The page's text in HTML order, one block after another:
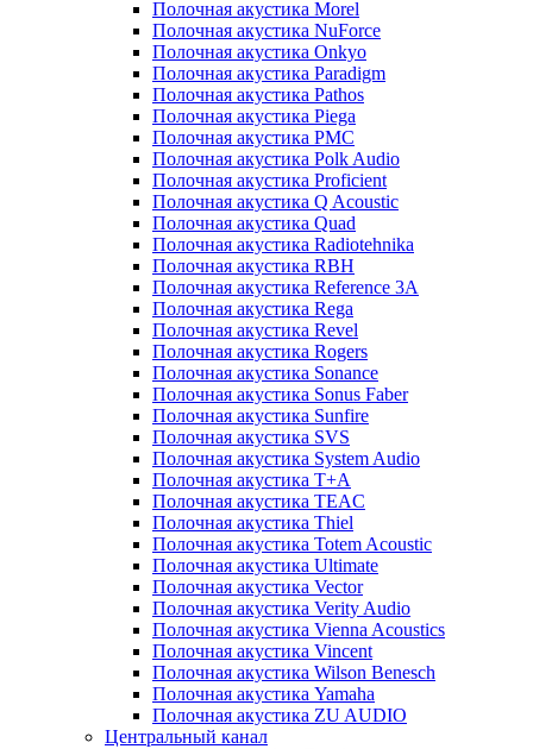
Полочная акустика Morel
Полочная акустика NuForce
Полочная акустика Onkyo
Полочная акустика Paradigm
Полочная акустика Pathos
Полочная акустика Piega
Полочная акустика PMC
Полочная акустика Polk Audio
Полочная акустика Proficient
Полочная акустика Q Acoustic
Полочная акустика Quad
Полочная акустика Radiotehnika
Полочная акустика RBH
Полочная акустика Reference 3A
Полочная акустика Rega
Полочная акустика Revel
Полочная акустика Rogers
Полочная акустика Sonance
Полочная акустика Sonus Faber
Полочная акустика Sunfire
Полочная акустика SVS
Полочная акустика System Audio
Полочная акустика T+A
Полочная акустика TEAC
Полочная акустика Thiel
Полочная акустика Totem Acoustic
Полочная акустика Ultimate
Полочная акустика Vector
Полочная акустика Verity Audio
Полочная акустика Vienna Acoustics
Полочная акустика Vincent
Полочная акустика Wilson Benesch
Полочная акустика Yamaha
Полочная акустика ZU AUDIO
Центральный канал